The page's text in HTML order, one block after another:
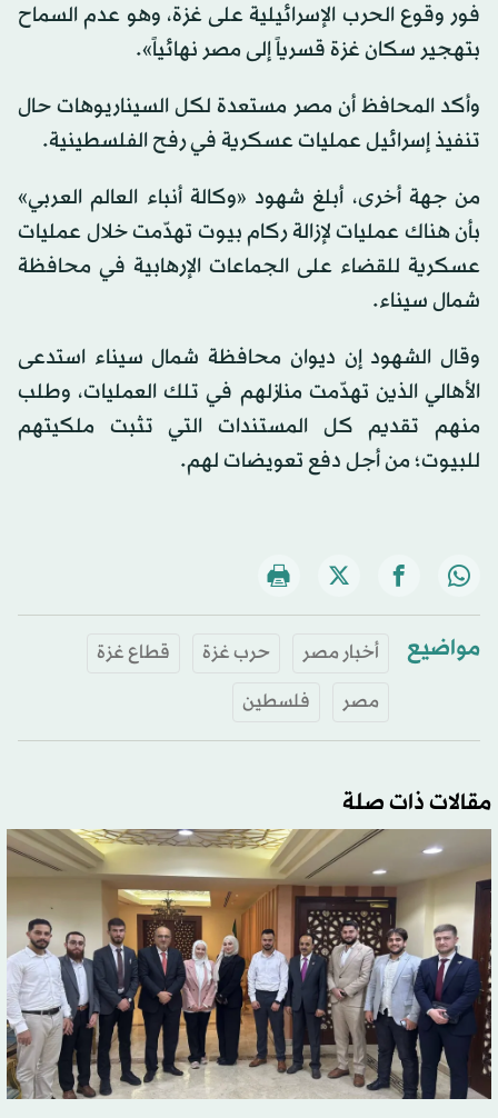
فور وقوع الحرب الإسرائيلية على غزة، وهو عدم السماح
بتهجير سكان غزة قسرياً إلى مصر نهائياً».
وأكد المحافظ أن مصر مستعدة لكل السيناريوهات حال
تنفيذ إسرائيل عمليات عسكرية في رفح الفلسطينية.
من جهة أخرى، أبلغ شهود «وكالة أنباء العالم العربي»
بأن هناك عمليات لإزالة ركام بيوت تهدّمت خلال عمليات
عسكرية للقضاء على الجماعات الإرهابية في محافظة
شمال سيناء.
وقال الشهود إن ديوان محافظة شمال سيناء استدعى
الأهالي الذين تهدّمت منازلهم في تلك العمليات، وطلب
منهم تقديم كل المستندات التي تثبت ملكيتهم
للبيوت؛ من أجل دفع تعويضات لهم.
مواضيع أخبار مصر حرب غزة
قطاع غزة
مصر
فلسطين
مقالات ذات صلة